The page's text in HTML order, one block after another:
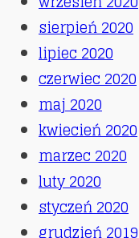
sierpień 2020
lipiec 2020
czerwiec 2020
maj 2020
kwiecień 2020
marzec 2020
luty 2020
styczeń 2020
grudzień 2019